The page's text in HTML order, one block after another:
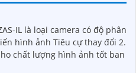
hình ảnh Tiêu cự thay đổi 2.
chất lượng hình ảnh tốt ban